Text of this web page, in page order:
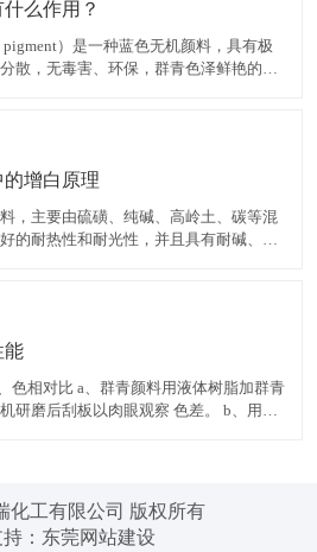
么作用？
）是一种蓝色无机颜料，具有极
散，无毒害、环保，群青色泽鲜艳的蓝
得极
增白原理
，主要由硫磺、纯碱、高岭土、碳等混
的耐热性和耐光性，并且具有耐碱、不
象的出现，能消除白色物质内黄色色
能
色相对比 a、群青颜料用液体树脂加群青
研磨后刮板以肉眼观察 色差。 b、用塑
化工有限公司 版权所有
： 东莞网站建设